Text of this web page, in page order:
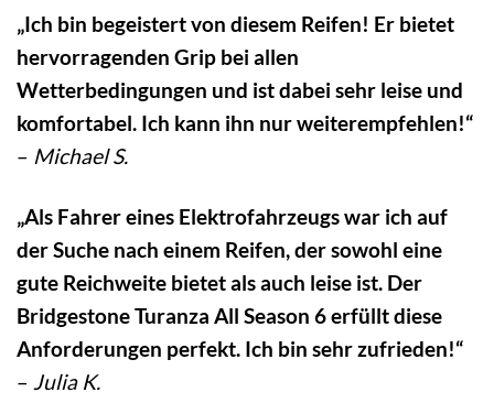
„Ich bin begeistert von diesem Reifen! Er bietet
hervorragenden Grip bei allen
Wetterbedingungen und ist dabei sehr leise und
komfortabel. Ich kann ihn nur weiterempfehlen!“
– Michael S.
„Als Fahrer eines Elektrofahrzeugs war ich auf
der Suche nach einem Reifen, der sowohl eine
gute Reichweite bietet als auch leise ist. Der
Bridgestone Turanza All Season 6 erfüllt diese
Anforderungen perfekt. Ich bin sehr zufrieden!“
– Julia K.